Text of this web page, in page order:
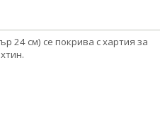
24 см) се покрива с хартия за